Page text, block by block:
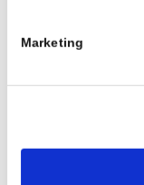
Marketing